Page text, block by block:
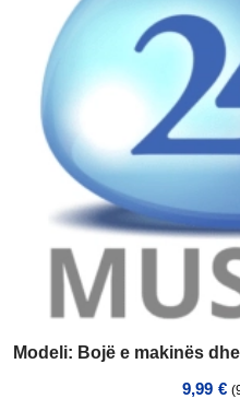
Modeli: Bojë e makinës
9,99 € (